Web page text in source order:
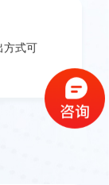
方式可